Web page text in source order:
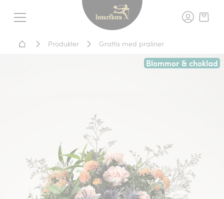
Meny
Interflora -
Hem - Blomsterleverans
Produkter Grattis med praliner
Blommor & choklad